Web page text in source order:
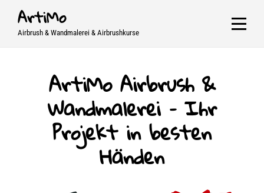
SkipArtiMo
Airbrush & Wandmalerei & Airbrushkurse
ArtiMo Airbrush &
Wandmalerei – Ihr
Projekt in besten
Händen